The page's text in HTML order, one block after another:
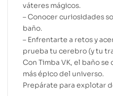
váteres mágicos.
– Conocer curiosidades
baño.
– Enfrentarte a retos y
prueba tu cerebro (y tu
Con Timba VK, el baño
más épico del universo.
Prepárate para explotar